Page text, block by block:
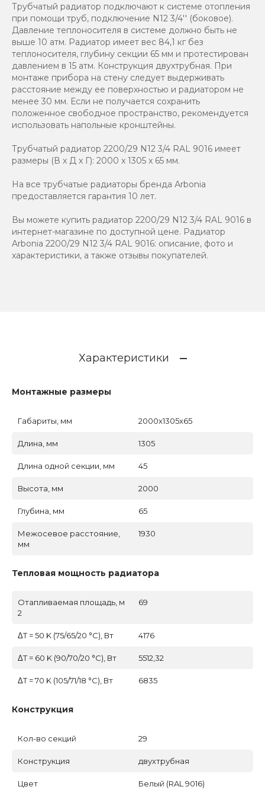
Трубчатый радиатор подключают к системе отопления
при помощи труб, подключение N12 3/4'' (боковое).
Давление теплоносителя в системе должно быть не
выше 10 атм. Радиатор имеет вес 84,1 кг без
теплоносителя, глубину секции 65 мм и протестирован
давлением в 15 атм. Конструкция двухтрубная. При
монтаже прибора на стену следует выдерживать
расстояние между ее поверхностью и радиатором не
менее 30 мм. Если не получается сохранить
положенное свободное пространство, рекомендуется
использовать напольные кронштейны.
Трубчатый радиатор 2200/29 N12 3/4 RAL 9016 имеет
размеры (В x Д x Г): 2000 x 1305 x 65 мм.
На все трубчатые радиаторы бренда Аrbonia
предоставляется гарантия 10 лет.
Вы можете купить радиатор 2200/29 N12 3/4 RAL 9016 в
интернет-магазине по доступной цене. Радиатор
Arbonia 2200/29 N12 3/4 RAL 9016: описание, фото и
характеристики, а также отзывы покупателей.
Характеристики
Монтажные размеры
Габариты, мм 2000x1305x65
Длина, мм 1305
Длина одной секции, мм 45
Высота, мм 2000
Глубина, мм 65
Межосевое расстояние,
мм
1930
Тепловая мощность радиатора
Отапливаемая площадь, м
2
69
ΔT = 50 K (75/65/20 °C), Вт 4176
ΔT = 60 K (90/70/20 °C), Вт 5512,32
ΔT = 70 K (105/71/18 °C), Вт 6835
Конструкция
Кол-во секций 29
Конструкция двухтрубная
Цвет Белый (RAL 9016)